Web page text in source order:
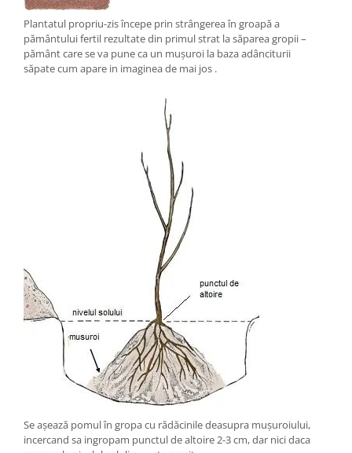
Plantatul propriu-zis începe prin strângerea în groapă a
pământului fertil rezultate din primul strat la săparea gropii –
pământ care se va pune ca un mușuroi la baza adânciturii
săpate cum apare in imaginea de mai jos .
Se așează pomul în gropa cu rădăcinile deasupra mușuroiului,
incercand sa ingropam punctul de altoire 2-3 cm, dar nici daca